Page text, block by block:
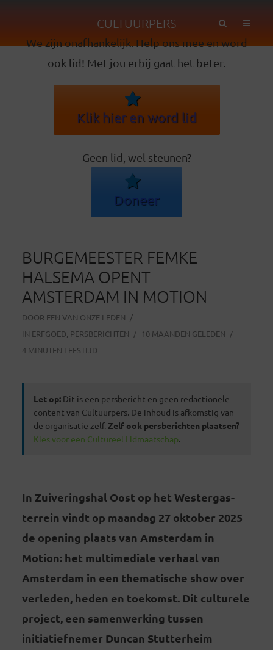
CULTUURPERS
We zijn onafhankelijk. Help ons mee en word
ook lid! Met jou erbij gaat het beter.
Klik hier en word lid
Geen lid, wel steunen?
Doneer
BURGEMEESTER FEMKE
HALSEMA OPENT
AMSTERDAM IN MOTION
DOOR EEN VAN ONZE LEDEN
IN ERFGOED, PERSBERICHTEN
10 MAANDEN GELEDEN
4 MINUTEN LEESTIJD
Let op:Dit is een persbericht en geen redactionele
content van Cultuurpers. De inhoud is afkomstig van
de organisatie zelf. Zelf ook persberichten plaatsen?
Kies voor een Cultureel Lidmaatschap.
In Zuiveringshal Oost op het Westergas-
terrein vindt op maandag 27 oktober 2025
de opening plaats van Amsterdam in
Motion: het multimediale verhaal van
Amsterdam in een thematische show over
verleden, heden en toekomst. Dit culturele
project, een samenwerking tussen
initiatiefnemer Duncan Stutterheim